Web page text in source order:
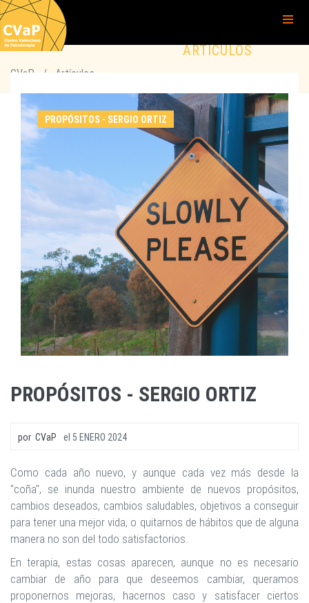
ARTÍCULOS
CVaP / Artículos
PROPÓSITOS - SERGIO ORTIZ
PROPÓSITOS - SERGIO ORTIZ
por CVaP el 5 ENERO 2024
Como cada año nuevo, y aunque cada vez más desde la
"coña", se inunda nuestro ambiente de nuevos propósitos,
cambios deseados, cambios saludables, objetivos a conseguir
para tener una mejor vida, o quitarnos de hábitos que de alguna
manera no son del todo satisfactorios.
En terapia, estas cosas aparecen, aunque no es necesario
cambiar de año para que deseemos cambiar, queramos
proponernos mejoras, hacernos caso y satisfacer ciertos